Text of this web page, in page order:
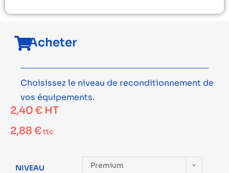
Acheter
Choisissez le niveau de reconditionnement de
vos équipements.
2,40 € HT
2,88 €ttc
NIVEAU Premium